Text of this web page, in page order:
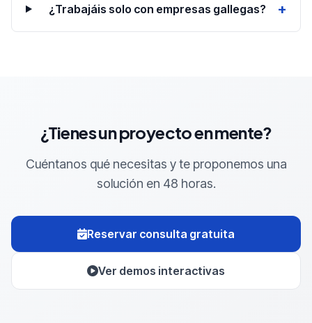
¿Trabajáis solo con empresas gallegas? +
¿Tienes un proyecto en mente?
Cuéntanos qué necesitas y te proponemos una
solución en 48 horas.
Reservar consulta gratuita
Ver demos interactivas